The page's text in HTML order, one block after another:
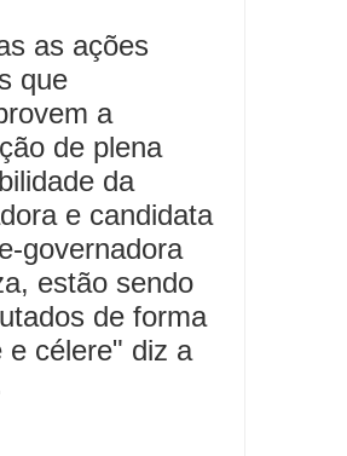
as ações
que
a
de plena
da
e candidata
governadora
estão sendo
de forma
e célere" diz a